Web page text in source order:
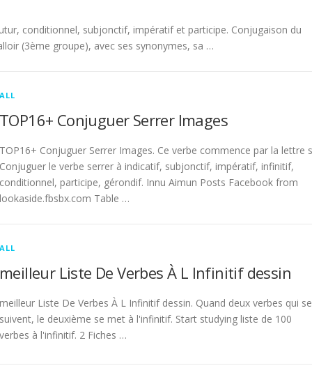
conditionnel, subjonctif, impératif et participe. Conjugaison du
(3ème groupe), avec ses synonymes, sa …
ALL
TOP16+ Conjuguer Serrer Images
TOP16+ Conjuguer Serrer Images. Ce verbe commence par la lettre
Conjuguer le verbe serrer à indicatif, subjonctif, impératif, infinitif,
conditionnel, participe, gérondif. Innu Aimun Posts Facebook from
lookaside.fbsbx.com Table …
ALL
meilleur Liste De Verbes À L Infinitif dessin
meilleur Liste De Verbes À L Infinitif dessin. Quand deux verbes qui se
suivent, le deuxième se met à l'infinitif. Start studying liste de 100
verbes à l'infinitif. 2 Fiches …